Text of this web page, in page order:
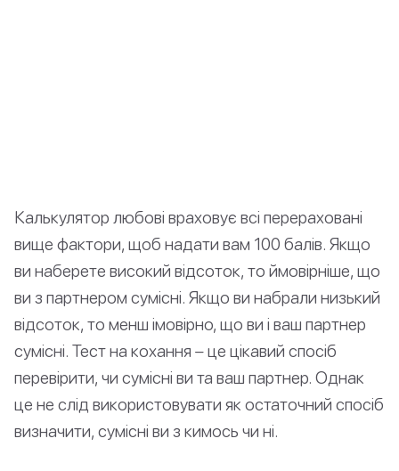
Калькулятор любові враховує всі перераховані
вище фактори, щоб надати вам 100 балів. Якщо
ви наберете високий відсоток, то ймовірніше, що
ви з партнером сумісні. Якщо ви набрали низький
відсоток, то менш імовірно, що ви і ваш партнер
сумісні. Тест на кохання – це цікавий спосіб
перевірити, чи сумісні ви та ваш партнер. Однак
це не слід використовувати як остаточний спосіб
визначити, сумісні ви з кимось чи ні.